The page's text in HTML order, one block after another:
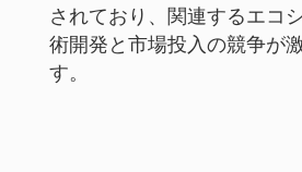
されており、関連するエコ
術開発と市場投入の競争が
す。